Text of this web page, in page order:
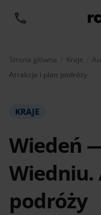
Strona główna Kraje
Atrakcje i plan podróży
KRAJE
Wiedeń
Wiedniu.
podróży